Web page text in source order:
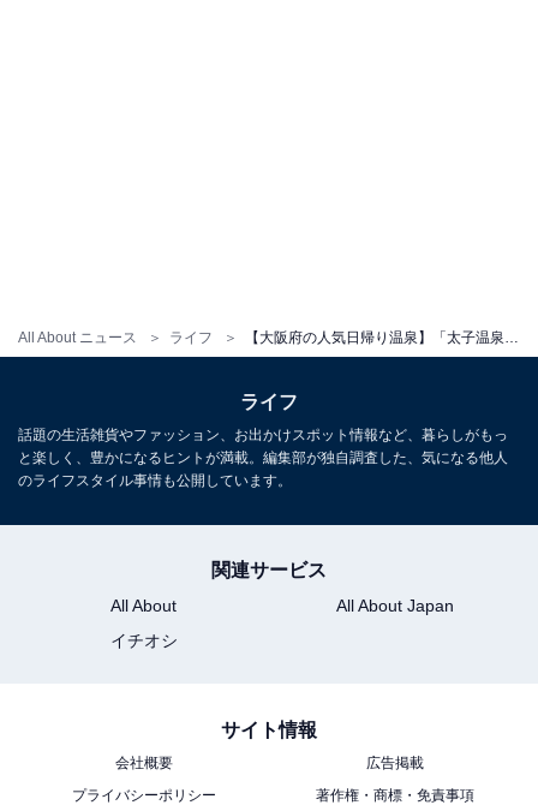
All About ニュース ライフ
ライフ
話題の生活雑貨やファッション、お出かけスポット情報など、暮らしがもっ
と楽しく、豊かになるヒントが満載。編集部が独自調査した、気になる他人
のライフスタイル事情も公開しています。
関連サービス
All About
All About Japan
イチオシ
サイト情報
会社概要
広告掲載
プライバシーポリシー
著作権・商標・免責事項